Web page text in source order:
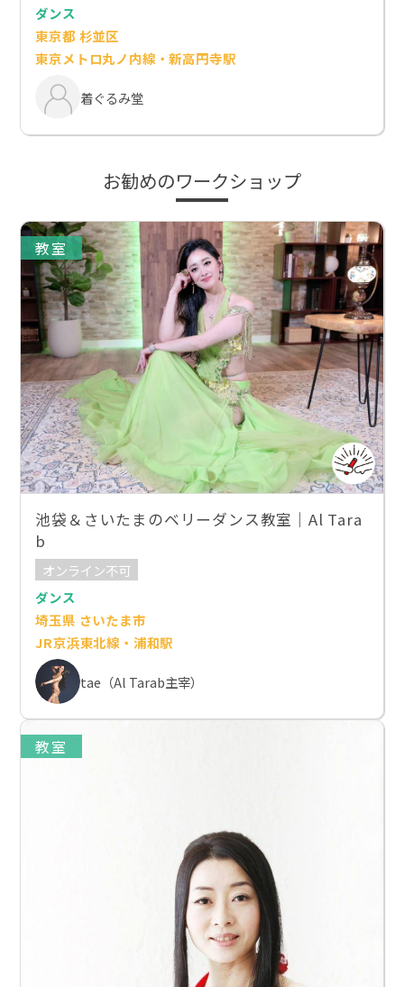
ダンス
東京都 杉並区
東京メトロ丸ノ内線・新高円寺駅
着ぐるみ堂
お勧めのワークショップ
教室
池袋＆さいたまのベリーダンス教室｜Al Tara
b
オンライン不可
ダンス
埼玉県 さいたま市
JR京浜東北線・浦和駅
tae（Al Tarab主宰）
教室